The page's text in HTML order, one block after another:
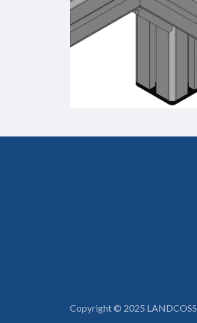
Copyright © 2025 LANDCOSS